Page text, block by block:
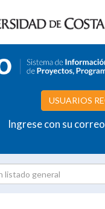
USUARIOS
Ingrese con su